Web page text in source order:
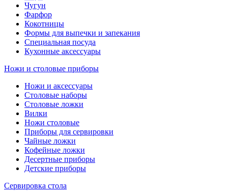
Чугун
Фарфор
Кокотницы
Формы для выпечки и запекания
Специальная посуда
Кухонные аксессуары
Ножи и столовые приборы
Ножи и аксессуары
Столовые наборы
Столовые ложки
Вилки
Ножи столовые
Приборы для сервировки
Чайные ложки
Кофейные ложки
Десертные приборы
Детские приборы
Сервировка стола